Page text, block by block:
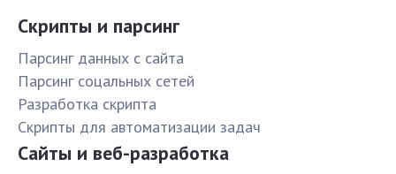
Скрипты и парсинг
Парсинг данных с сайта
Парсинг соцальных сетей
Разработка скрипта
Скрипты для автоматизации задач
Сайты и веб-разработка